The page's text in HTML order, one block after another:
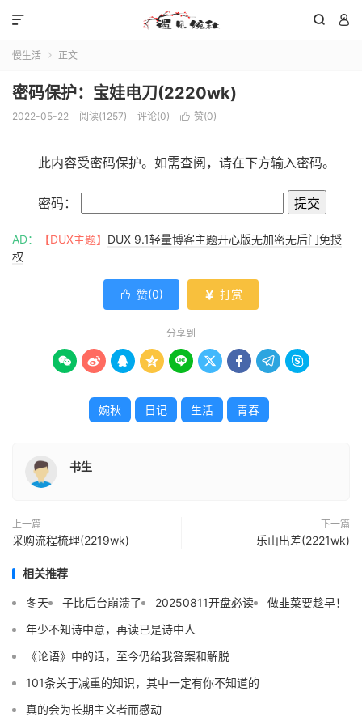
 

慢生活  正文
密码保护：宝娃电刀(2220wk)
2022-05-22 阅读(1257) 评论(0)  赞(0)
此内容受密码保护。如需查阅，请在下方输入密码。
密码：
AD： 【DUX主题】 DUX 9.1轻量博客主题开心版无加密无后门免授
权
 赞(0)  打赏
分享到
        
婉秋 日记 生活 青春
书生
上一篇
采购流程梳理(2219wk)
下一篇
乐山出差(2221wk)
相关推荐
冬天 子比后台崩溃了 20250811开盘必读
做韭菜要趁早！
年少不知诗中意，再读已是诗中人
《论语》中的话，至今仍给我答案和解脱
101条关于减重的知识，其中一定有你不知道的
真的会为长期主义者而感动